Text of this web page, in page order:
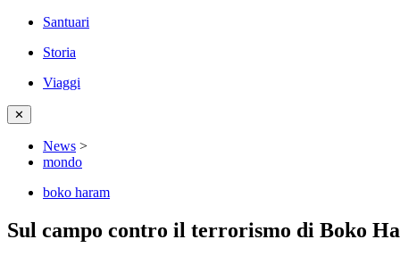
Santuari
Storia
Viaggi
✕
News >
mondo
boko haram
Sul campo contro il terrorismo di Boko